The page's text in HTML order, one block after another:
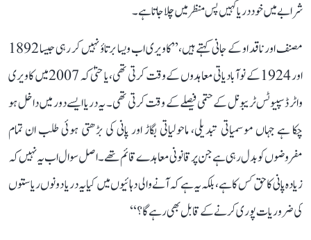
شرابے میں خود دریا کہیں پس منظر میں چلا جاتا ہے۔
مصنف اور ناقد او کے جانی کہتے ہیں، ’’کاویری اب ویسا برتاؤ نہیں کر رہی جیسا 1892
اور 1924 کے نوآبادیاتی معاہدوں کے وقت کرتی تھی، یا حتیٰ کہ 2007 میں کاویری
واٹر ڈسپیوٹس ٹریبونل کے حتمی فیصلے کے وقت کرتی تھی۔ یہ دریا ایسے دور میں داخل ہو
چکا ہے جہاں موسمیاتی تبدیلی، ماحولیاتی بگاڑ اور پانی کی بڑھتی ہوئی طلب ان تمام
مفروضوں کو بدل رہی ہے جن پر قانونی معاہدے قائم تھے۔ اصل سوال اب یہ نہیں کہ
زیادہ پانی کا حق کس کا ہے، بلکہ یہ ہے کہ آنے والی دہائیوں میں کیا یہ دریا دونوں ریاستوں
کی ضروریات پوری کرنے کے قابل بھی رہے گا؟‘‘